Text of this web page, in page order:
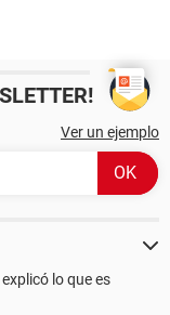
Ver un ejemplo
lo que es